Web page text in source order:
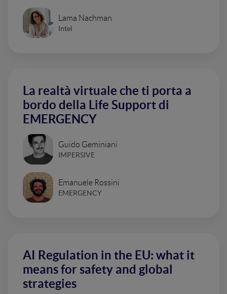
Lama Nachman
Intel
La realtà virtuale che ti porta a
bordo della Life Support di
EMERGENCY
Guido Geminiani
IMPERSIVE
Emanuele Rossini
EMERGENCY
AI Regulation in the EU: what it
means for safety and global
strategies